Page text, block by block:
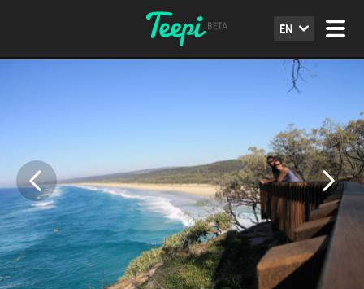
EN